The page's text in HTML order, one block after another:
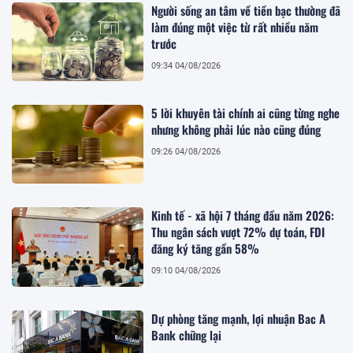
Người sống an tâm về tiền bạc thường đã
làm đúng một việc từ rất nhiều năm
trước
09:34 04/08/2026
5 lời khuyên tài chính ai cũng từng nghe
nhưng không phải lúc nào cũng đúng
09:26 04/08/2026
Kinh tế - xã hội 7 tháng đầu năm 2026:
Thu ngân sách vượt 72% dự toán, FDI
đăng ký tăng gần 58%
09:10 04/08/2026
Dự phòng tăng mạnh, lợi nhuận Bac A
Bank chững lại